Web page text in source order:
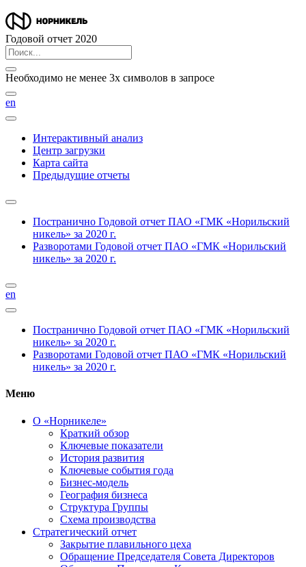
Годовой отчет 2020
Необходимо не менее 3х символов в запросе
en
Интерактивный анализ
Центр загрузки
Карта сайта
Предыдущие отчеты
Постранично Годовой отчет ПАО «ГМК «Норильский
никель» за 2020 г.
Разворотами Годовой отчет ПАО «ГМК «Норильский
никель» за 2020 г.
en
Постранично Годовой отчет ПАО «ГМК «Норильский
никель» за 2020 г.
Разворотами Годовой отчет ПАО «ГМК «Норильский
никель» за 2020 г.
Меню
О «Норникеле»
Краткий обзор
Ключевые показатели
История развития
Ключевые события года
Бизнес-модель
География бизнеса
Структура Группы
Схема производства
Стратегический отчет
Закрытие плавильного цеха
Обращение Председателя Совета Директоров